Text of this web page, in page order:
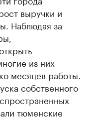
выручки и
Наблюдая за
из них
месяцев работы.
собственного
тюменские